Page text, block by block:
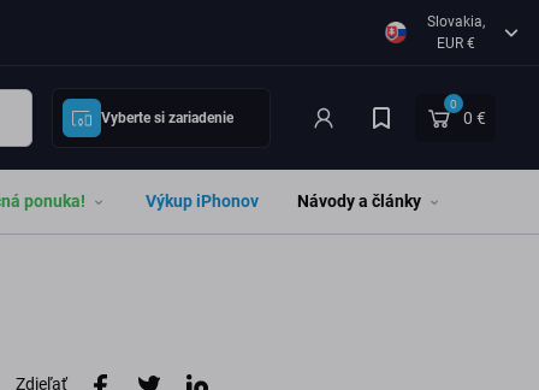
Slovakia,
EUR €
Vyberte si zariadenie
0
0 €
ponuka! Výkup iPhonov Návody a články
Zdieľať